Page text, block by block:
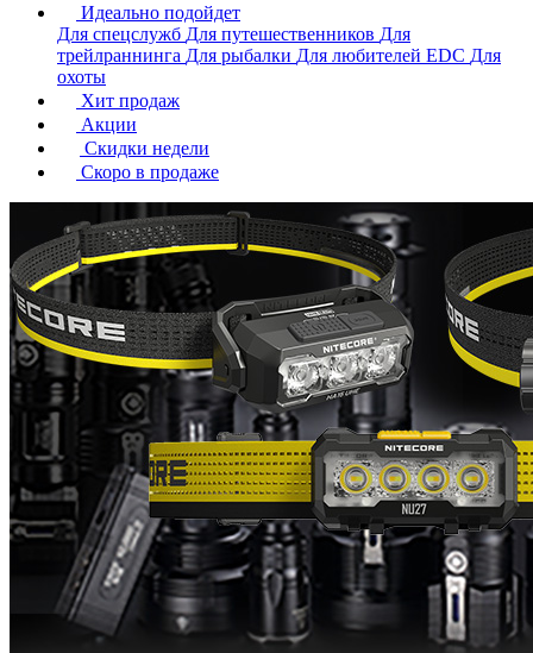
Идеально подойдет
Для спецслужб Для путешественников Для
трейлраннинга Для рыбалки Для любителей EDC Для
охоты
Хит продаж
Акции
Скидки недели
Скоро в продаже